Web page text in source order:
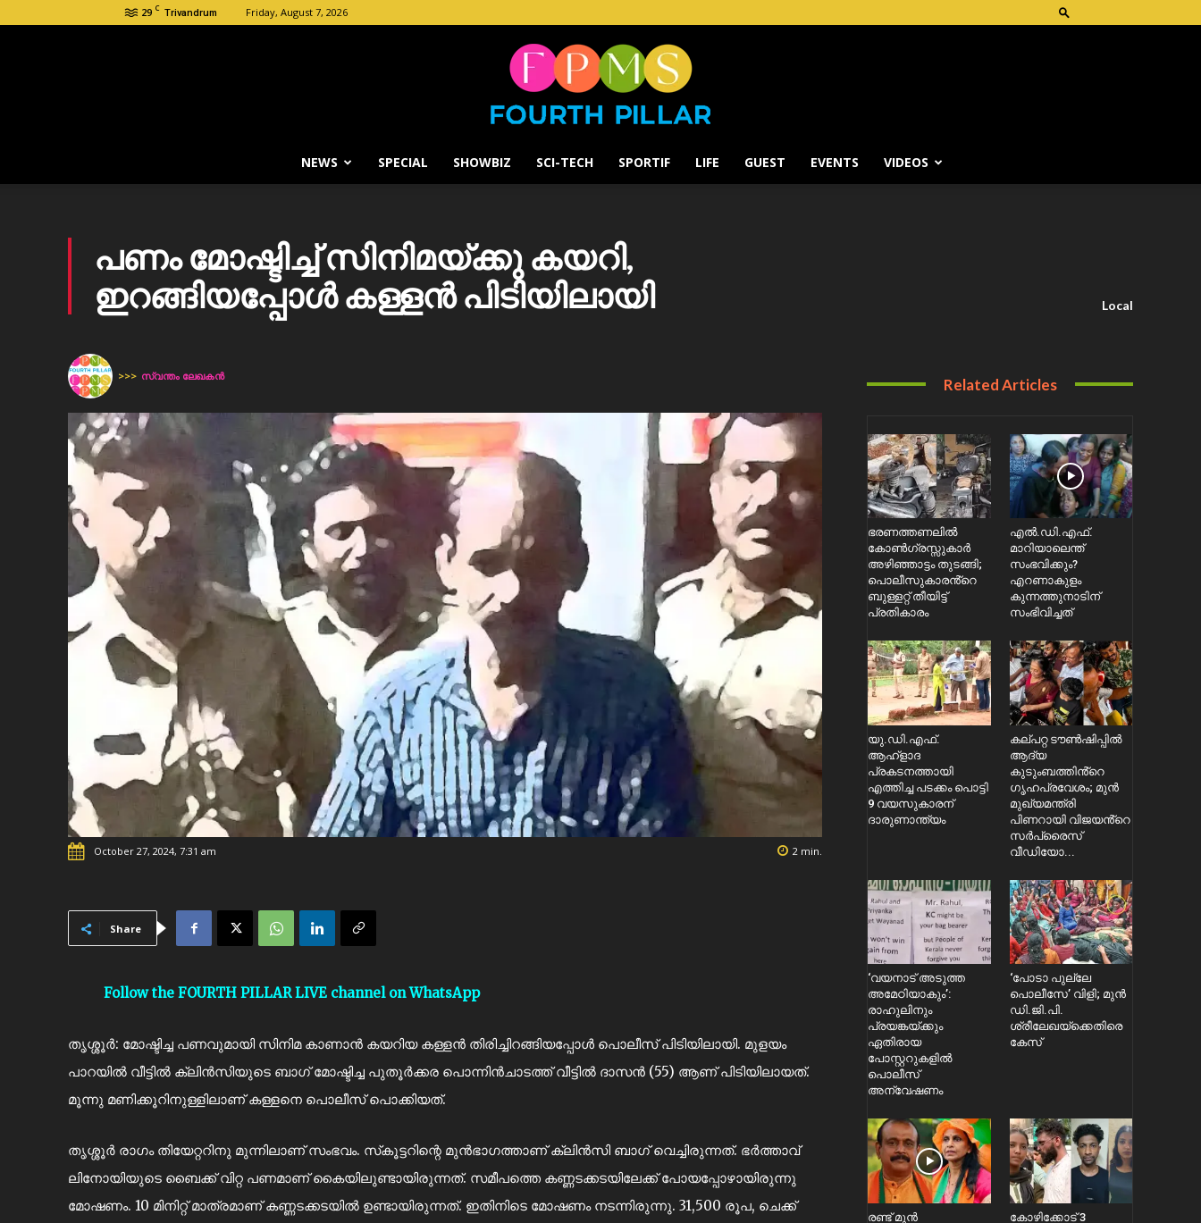
29 C Trivandrum Friday, August 7, 2026
Fourth
Pillar
NEWS SPECIAL SHOWBIZ SCI-TECH SPORTIF LIFE GUEST EVENTS VIDEOS
പണം മോഷ്ടിച്ച് സിനിമയ്ക്കു കയറി,
ഇറങ്ങിയപ്പോൾ കള്ളൻ പിടിയിലായി
Local
>>> സ്വന്തം ലേഖകന്‍
October 27, 2024, 7:31 am 2 min.
Share
Follow the FOURTH PILLAR LIVE channel on WhatsApp
തൃശ്ശൂർ: മോഷ്ടിച്ച പണവുമായി സിനിമ കാണാൻ കയറിയ കള്ളൻ തിരിച്ചിറങ്ങിയപ്പോൾ പൊലീസ് പിടിയിലായി. മുളയം
പാറയിൽ വീട്ടിൽ ക്ലിൻസിയുടെ ബാഗ് മോഷ്ടിച്ച പുതൂർക്കര പൊന്നിൻചാടത്ത് വീട്ടിൽ ദാസൻ (55) ആണ് പിടിയിലായത്.
മൂന്നു മണിക്കൂറിനുള്ളിലാണ് കള്ളനെ പൊലീസ് പൊക്കിയത്.
തൃശ്ശൂർ രാഗം തിയേറ്ററിനു മുന്നിലാണ് സംഭവം. സ്‌കൂട്ടറിന്റെ മുൻഭാഗത്താണ് ക്ലിൻസി ബാഗ് വെച്ചിരുന്നത്. ഭർത്താവ്
ലിനോയിയുടെ ബൈക്ക് വിറ്റ പണമാണ് കൈയിലുണ്ടായിരുന്നത്. സമീപത്തെ കണ്ണടക്കടയിലേക്ക് പോയപ്പോഴായിരുന്നു
മോഷണം. 10 മിനിറ്റ് മാത്രമാണ് കണ്ണടക്കടയിൽ ഉണ്ടായിരുന്നത്. ഇതിനിടെ മോഷണം നടന്നിരുന്നു. 31,500 രൂപ, ചെക്ക്
Related Articles
ഭരണത്തണലിൽ
കോൺഗ്രസ്സുകാർ
അഴിഞ്ഞാട്ടം തുടങ്ങി;
പൊലീസുകാരൻ്റെ
ബുള്ളറ്റ് തീയിട്ട്
പ്രതികാരം
എൽ.ഡി.എഫ്.
മാറിയാലെന്ത്
സംഭവിക്കും?
എറണാകുളം
കുന്നത്തുനാടിന്
സംഭിവിച്ചത്
യു.ഡി.എഫ്.
ആഹ്ളാദ
പ്രകടനത്തായി
എത്തിച്ച പടക്കം പൊട്ടി
9 വയസുകാരന്
ദാരുണാന്ത്യം
കല്പറ്റ ട‍ൗൺഷിപ്പിൽ
ആദ്യ
കുടുംബത്തിൻ്റെ ​
ഗൃഹപ്രവേശം; മുൻ
മുഖ്യമന്ത്രി
പിണറായി വിജയൻ്റെ
സർപ്രൈസ്
വീഡിയോ...
‘വയനാട് അടുത്ത
അമേഠിയാകും’:
രാഹുലിനും
പ്രയങ്കയ്ക്കും
ഏതിരായ
പോസ്റ്ററുകളിൽ
പൊലീസ്
അന്വേഷണം
‘പോടാ പുല്ലേ
പൊലീസേ’ വിളി; മുൻ
ഡി.ജി.പി.
ശ്രീലേഖയ്ക്കെതിരെ
കേസ്
രണ്ട് മുൻ
കോഴിക്കോട് 3